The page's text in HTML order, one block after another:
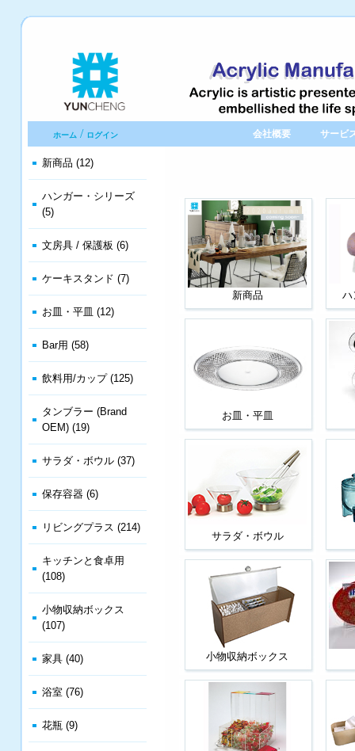
ホーム / ログイン 会社概要 サービ
新商品 (12)
ハンガー・シリーズ
(5)
文房具 / 保護板 (6)
ケーキスタンド (7)
お皿・平皿 (12)
Bar用 (58)
飲料用/カップ (125)
タンブラー (Brand
OEM) (19)
サラダ・ボウル (37)
保存容器 (6)
リビングプラス (214)
キッチンと食卓用
(108)
小物収納ボックス
(107)
家具 (40)
浴室 (76)
花瓶 (9)
新商品 ハ
お皿・平皿
サラダ・ボウル
小物収納ボックス